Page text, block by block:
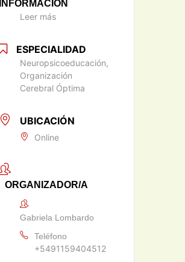
INFORMACIÓN
Leer más
ESPECIALIDAD
Neuropsicoeducación,
Organización
Cerebral Óptima
UBICACIÓN
Online
ORGANIZADOR/A
Gabriela Lombardo
Teléfono
+5491159404512